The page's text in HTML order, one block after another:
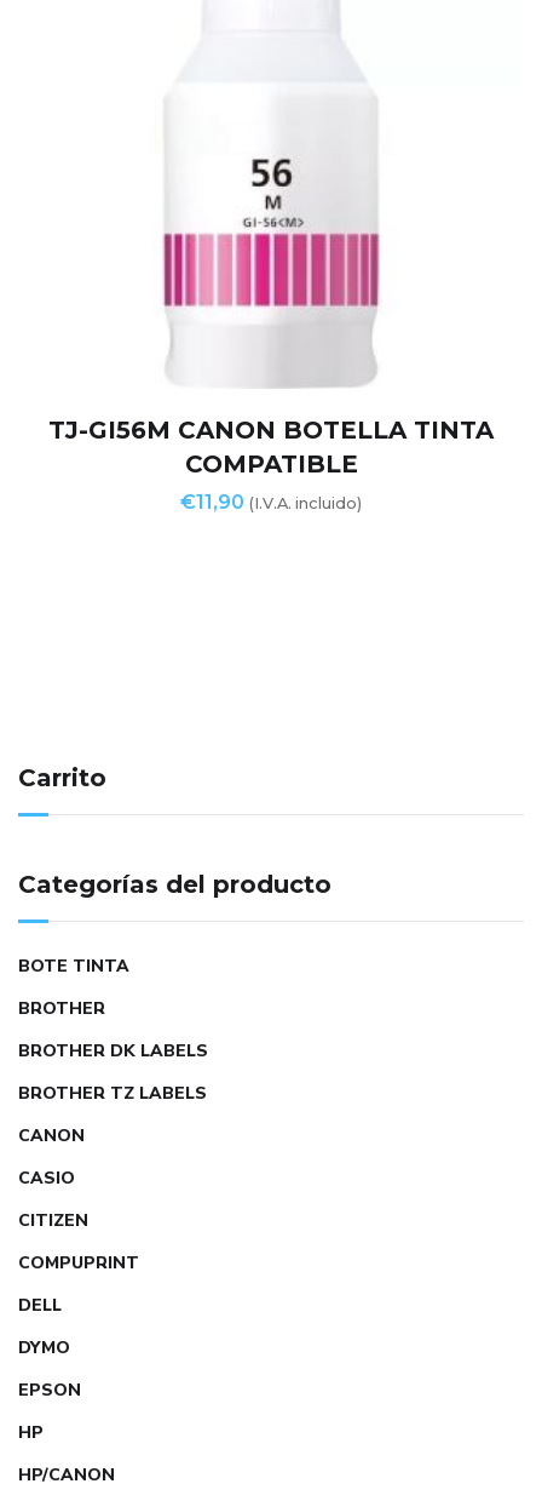
TJ-GI56M CANON BOTELLA TINTA
COMPATIBLE
€11,90 (I.V.A. incluido)
Carrito
Categorías del producto
BOTE TINTA
BROTHER
BROTHER DK LABELS
BROTHER TZ LABELS
CANON
CASIO
CITIZEN
COMPUPRINT
DELL
DYMO
EPSON
HP
HP/CANON